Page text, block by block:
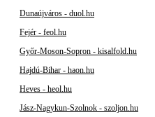
Dunaújváros - duol.hu
Fejér - feol.hu
Győr-Moson-Sopron - kisalfold.hu
Hajdú-Bihar - haon.hu
Heves - heol.hu
Jász-Nagykun-Szolnok - szoljon.hu